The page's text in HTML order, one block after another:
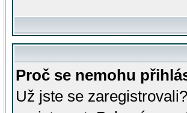
Proč se nemohu
Už jste se